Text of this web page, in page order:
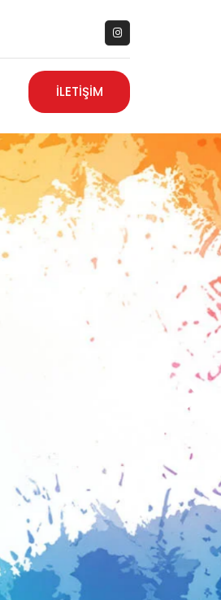
İLETİŞİM